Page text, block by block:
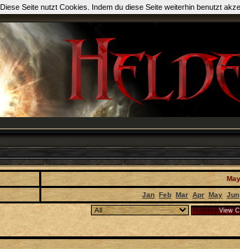
Jan Feb Mar Apr May Jun
Diese Seite nutzt Cookies. Indem du diese Seite weiterhin benutzt